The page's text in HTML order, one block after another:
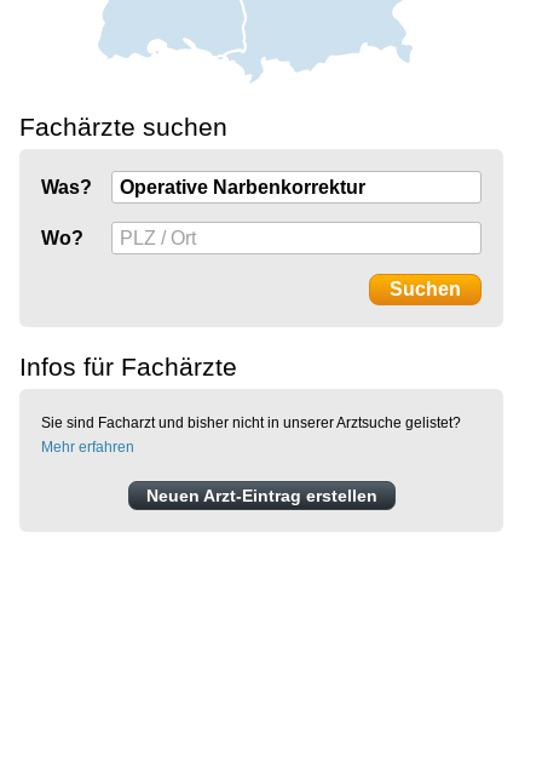
Fachärzte suchen
Was?
Wo?
Infos für Fachärzte
Sie sind Facharzt und bisher nicht in unserer Arztsuche gelistet?
Mehr erfahren
Neuen Arzt-Eintrag erstellen